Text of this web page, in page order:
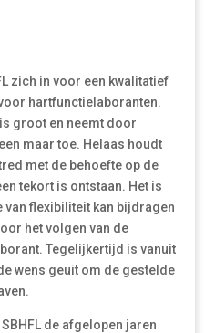
zich in voor een kwalitatief
hartfunctielaboranten.
groot en neemt door
maar toe. Helaas houdt
met de behoefte op de
tekort is ontstaan. Het is
van flexibiliteit kan bijdragen
het volgen van de
Tegelijkertijd is vanuit
wens geuit om de gestelde
de afgelopen jaren